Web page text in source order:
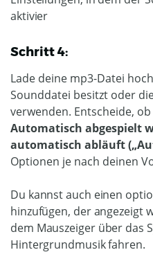
Schritt 4:
Lade deine mp3-Datei
Sounddatei besitzt oder
verwenden. Entscheide,
Automatisch abgespielt
automatisch abläuft
Optionen je nach deinen
Du kannst auch einen
hinzufügen, der angezeigt
dem Mauszeiger über das
Hintergrundmusik fahren.